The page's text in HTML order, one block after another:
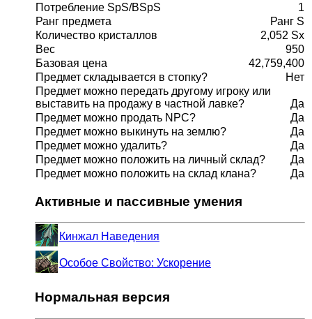
Потребление SpS/BSpS
1
Ранг предмета
Ранг S
Количество кристаллов
2,052 Sx
Вес
950
Базовая цена
42,759,400
Предмет складывается в стопку?
Нет
Предмет можно передать другому игроку или
выставить на продажу в частной лавке?
Да
Предмет можно продать NPC?
Да
Предмет можно выкинуть на землю?
Да
Предмет можно удалить?
Да
Предмет можно положить на личный склад?
Да
Предмет можно положить на склад клана?
Да
Активные и пассивные умения
Кинжал Наведения
Особое Свойство: Ускорение
Нормальная версия